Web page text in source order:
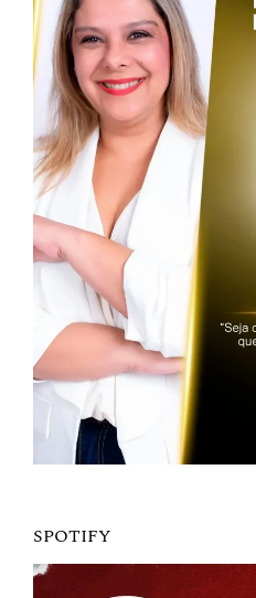
SPOTIFY